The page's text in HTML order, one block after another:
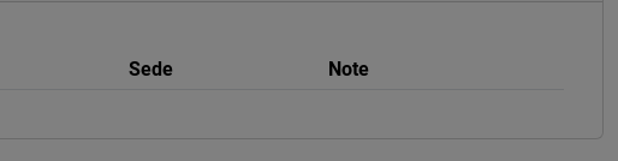
Sede Note